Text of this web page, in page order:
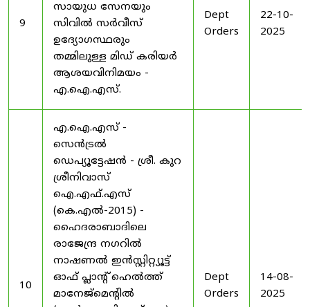
9
സായുധ സേനയും
സിവിൽ സർവീസ്
ഉദ്യോഗസ്ഥരും
തമ്മിലുള്ള മിഡ് കരിയർ
ആശയവിനിമയം -
എ.ഐ.എസ്.
Dept
Orders
22-10-
2025
10
എ.ഐ.എസ് -
സെൻട്രൽ
ഡെപ്യൂട്ടേഷൻ - ശ്രീ. കുറ
ശ്രീനിവാസ്
ഐ.എഫ്.എസ്
(കെ.എൽ-2015) -
ഹൈദരാബാദിലെ
രാജേന്ദ്ര നഗറിൽ
നാഷണൽ ഇൻസ്റ്റിറ്റ്യൂട്ട്
ഓഫ് പ്ലാന്റ് ഹെൽത്ത്
മാനേജ്‌മെന്റിൽ
Dept
Orders
14-08-
2025